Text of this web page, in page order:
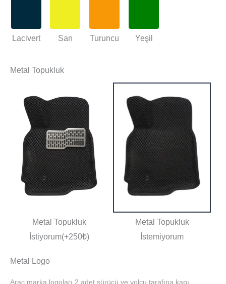
Lacivert Sarı Turuncu Yeşil
Metal Topukluk
Metal Topukluk
İstiyorum(+250₺)
Metal Topukluk
İstemiyorum
Metal Logo
Araç marka logoları 2 adet sürücü ve yolcu tarafına kapı